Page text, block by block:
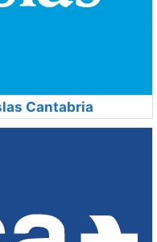
Cantabria